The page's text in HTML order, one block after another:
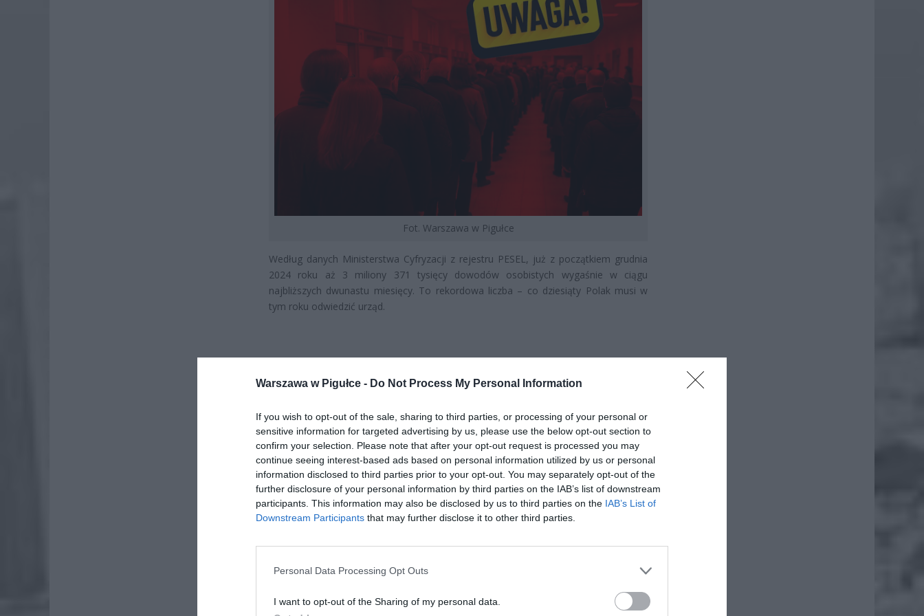
Warszawa w Pigułce - Do Not Process My Personal Information
If you wish to opt-out of the sale, sharing to third parties, or processing of your personal or
sensitive information for targeted advertising by us, please use the below opt-out section to
confirm your selection. Please note that after your opt-out request is processed you may
continue seeing interest-based ads based on personal information utilized by us or personal
information disclosed to third parties prior to your opt-out. You may separately opt-out of the
further disclosure of your personal information by third parties on the IAB’s list of downstream
participants. This information may also be disclosed by us to third parties on the IAB’s List of
Downstream Participants that may further disclose it to other third parties.
Personal Data Processing Opt Outs
I want to opt-out of the Sharing of my personal data.
Fot. Warszawa w Pigułce
Według danych Ministerstwa Cyfryzacji z rejestru PESEL, już z początkiem grudnia
2024 roku aż 3 miliony 371 tysięcy dowodów osobistych wygaśnie w ciągu
najbliższych dwunastu miesięcy. To rekordowa liczba – co dziesiąty Polak musi w
tym roku odwiedzić urząd.
ad
rodziców dzieci do 3. roku życia